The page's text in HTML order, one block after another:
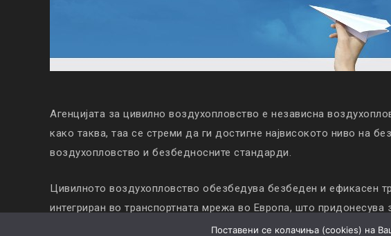
Агенцијата за цивилно воздухопловство е независна
како таква, таа се стреми да ги достигне највисокото ниво на
воздухопловство и безбедносните стандарди.
Цивилното воздухопловство обезбедува безбеден и ефикасен
интегриран во транспортната мрежа во Европа, што придонесува
напредокот на Република Северна Македонија.Поставени се колачиња (cookies) на